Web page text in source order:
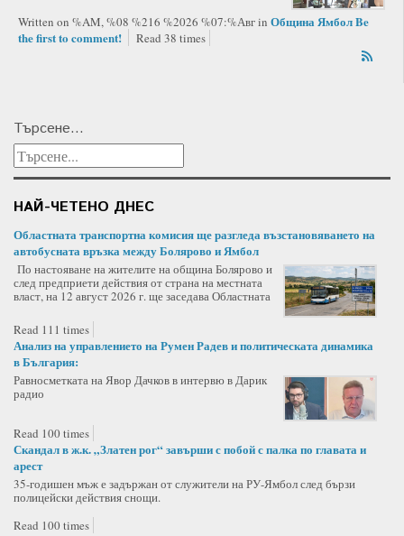
Written on %AM, %08 %216 %2026 %07:%Авгin Община ЯмболBe
the first to comment!
Read 38 times
Търсене...
НАЙ-ЧЕТЕНО ДНЕС
Областната транспортна комисия ще разгледа възстановяването на
автобусната връзка между Болярово и Ямбол
По настояване на жителите на община Болярово и
след предприети действия от страна на местната
власт, на 12 август 2026 г. ще заседава Областната
Read 111 times
Анализ на управлението на Румен Радев и политическата динамика
в България:
Равносметката на Явор Дачков в интервю в Дарик
радио
Read 100 times
Скандал в ж.к. „Златен рог“ завърши с побой с палка по главата и
арест
35-годишен мъж е задържан от служители на РУ-Ямбол след бързи
полицейски действия снощи.
Read 100 times